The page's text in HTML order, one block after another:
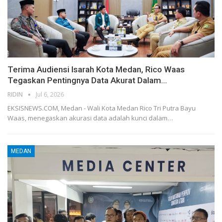
Terima Audiensi Isarah Kota Medan, Rico Waas
Tegaskan Pentingnya Data Akurat Dalam…
RIDIN Jul 6, 2026
EKSISNEWS.COM, Medan - Wali Kota Medan Rico Tri Putra Bayu
Waas, menegaskan akurasi data adalah kunci dalam…
MEDAN